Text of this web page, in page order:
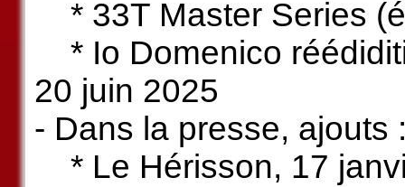
* 33T Master Series
* Io Domenico
20 juin 2025
- Dans la presse, ajouts
* Le Hérisson, 17